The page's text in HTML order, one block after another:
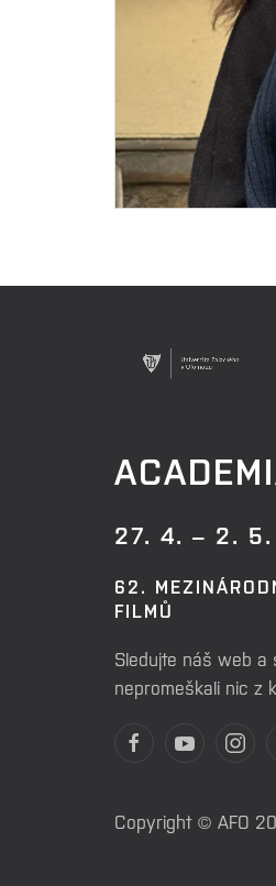
27. 4. – 2.
62.
FILMŮ
Sledujte náš web a
nepromeškali nic z
Copyright © AFO